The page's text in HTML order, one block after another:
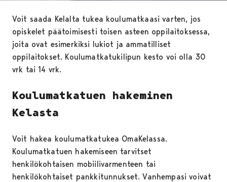
Voit saada Kelalta tukea koulumatkaasi varten, jos
opiskelet päätoimisesti toisen asteen oppilaitoksessa,
joita ovat esimerkiksi lukiot ja ammatilliset
oppilaitokset. Koulumatkatukilipun kesto voi olla 30
vrk tai 14 vrk.
Koulumatkatuen hakeminen
Kelasta
Voit hakea koulumatkatukea OmaKelassa.
Koulumatkatuen hakemiseen tarvitset
henkilökohtaisen mobiilivarmenteen tai
henkilökohtaiset pankkitunnukset. Vanhempasi voivat